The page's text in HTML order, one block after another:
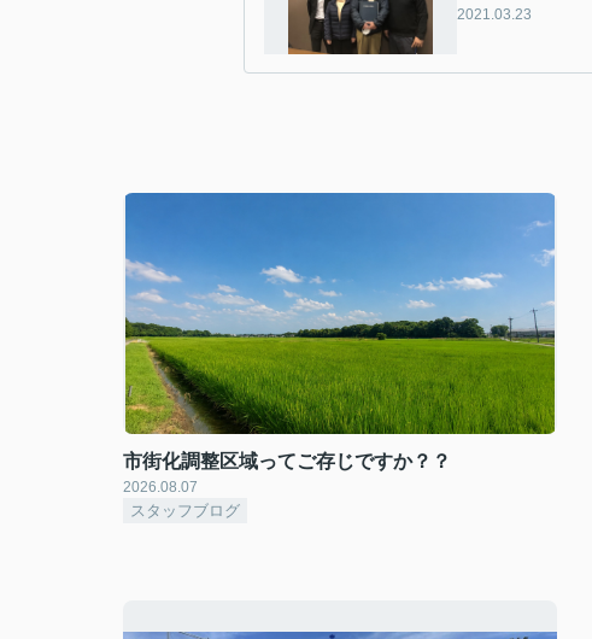
2021.03.23
市街化調整区域ってご存じですか？？
2026.08.07
スタッフブログ